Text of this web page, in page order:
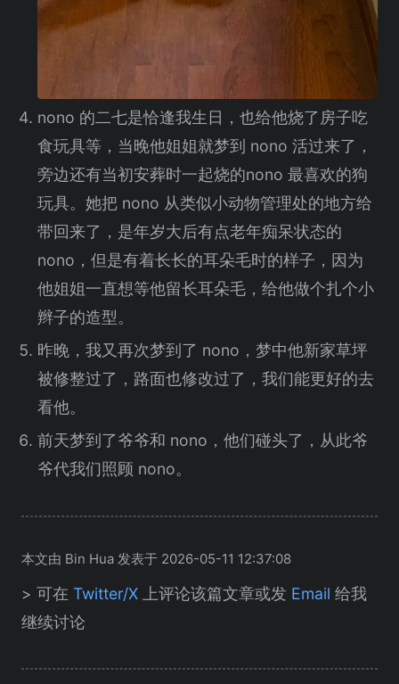
nono 的二七是恰逢我生日，也给他烧了房子吃
食玩具等，当晚他姐姐就梦到 nono 活过来了，
旁边还有当初安葬时一起烧的nono 最喜欢的狗
玩具。她把 nono 从类似小动物管理处的地方给
带回来了，是年岁大后有点老年痴呆状态的
nono，但是有着长长的耳朵毛时的样子，因为
他姐姐一直想等他留长耳朵毛，给他做个扎个小
辫子的造型。
昨晚，我又再次梦到了 nono，梦中他新家草坪
被修整过了，路面也修改过了，我们能更好的去
看他。
前天梦到了爷爷和 nono，他们碰头了，从此爷
爷代我们照顾 nono。
本文由 Bin Hua 发表于 2026-05-11 12:37:08
> 可在 Twitter/X 上评论该篇文章或发 Email 给我
继续讨论